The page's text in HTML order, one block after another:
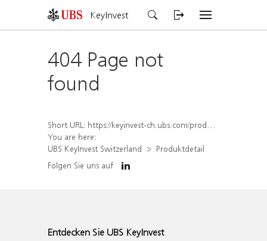
KeyInvest
404 Page not
found
Short URL: https://keyinvest-ch.ubs.com/produkt/detail/index/isin/CH1572301500
You are here:
UBS KeyInvest Switzerland
Produktdetail
Folgen Sie uns auf
Entdecken Sie UBS KeyInvest